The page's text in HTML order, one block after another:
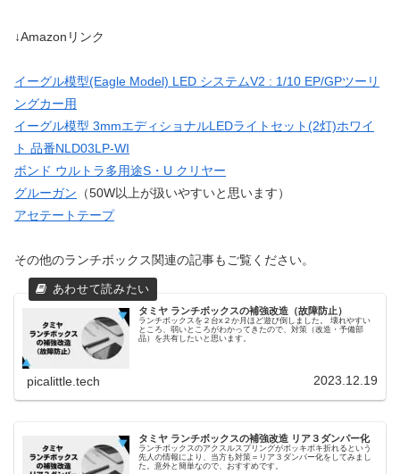
↓Amazonリンク
イーグル模型(Eagle Model) LED システムV2 : 1/10 EP/GPツーリ
ングカー用
イーグル模型 3mmエディショナルLEDライトセット(2灯)ホワイ
ト 品番NLD03LP-WI
ボンド ウルトラ多用途S・U クリヤー
グルーガン （50W以上が扱いやすいと思います）
アセテートテープ
その他のランチボックス関連の記事もご覧ください。
タミヤ ランチボックスの補強改造（故障防止）
ランチボックスを２台x２か月ほど遊び倒しました。 壊れやすい
ところ、弱いところがわかってきたので、対策（改造・予備部
品）を共有したいと思います。
picalittle.tech 2023.12.19
タミヤ ランチボックスの補強改造 リア３ダンパー化
ランチボックスのアクスルスプリングがボッキボキ折れるという
先人の情報により、当方も対策＝リア３ダンパー化をしてみまし
た。意外と簡単なので、おすすめです。